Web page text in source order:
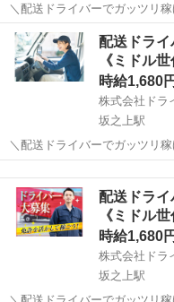
＼配送ドライバーでガッツリ稼げる！／ ＜お仕事内容
ーによる貨物集配業務（トレーラー
容：DR:大型＋作業 ■商品：
ーなど ■配送件数...
鹿児島 鹿児島市 坂之上
配送ドラ
《ミドル
時給1,680円
株式会社ドラ
坂之上駅
＼配送ドライバーでガッツリ稼げる！／ ＜お仕事内容
ーによる貨物集配業務（トレーラー
容：DR:大型＋作業 ■商品：そ
ーなど ■配送件数...配送ドラ
《ミドル
時給1,680円
株式会社ドラ
坂之上駅